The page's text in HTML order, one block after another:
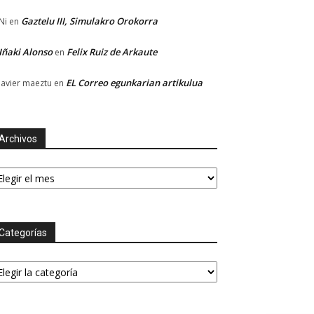
Ni en Gaztelu III, Simulakro Orokorra
Iñaki Alonsoen Felix Ruiz de Arkaute
Javier maeztu en EL Correo egunkarian artikulua